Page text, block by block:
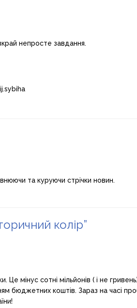
непросте завдання.
та куруючи стрічки новин.
колір”
мінус сотні мільйонів ( і не
коштів. Зараз на часі